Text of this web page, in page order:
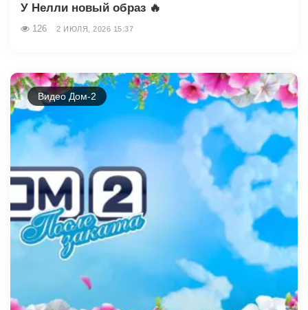
У Нелли новый образ 🔥
126 2 ИЮЛЯ, 2026 15:37
Видео Дом-2